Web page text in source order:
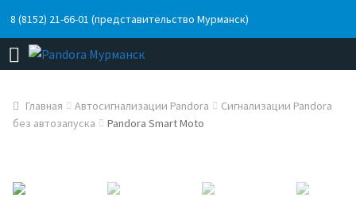
8 (8152) 21-66-01 (представительство Мурманск)
Главная Автосигнализации Pandora
Сигнализации Pandora
без автозапуска
Pandora Smart Moto